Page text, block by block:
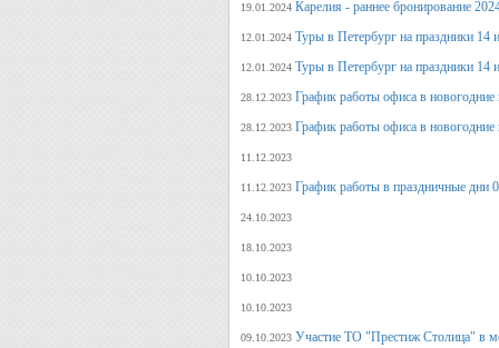
19.01.2024 Карелия - раннее бронирование
12.01.2024 Туры в Петербург на праздники 14
12.01.2024 Туры в Петербург на праздники 14
28.12.2023 График работы офиса в новогодние
28.12.2023 График работы офиса в новогодние
11.12.2023
11.12.2023 График работы в праздничные дни
24.10.2023
18.10.2023
10.10.2023
10.10.2023
09.10.2023 Участие ТО "Престиж Столица" в